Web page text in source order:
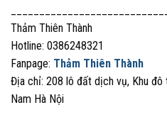
Thảm Thiên Thành
Hotline: 0386248321
Fanpage: Thảm Thiên Thành
Địa chỉ: 208 lô đất dịch vụ, Khu đô
Nam Hà Nội